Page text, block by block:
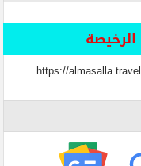
https://